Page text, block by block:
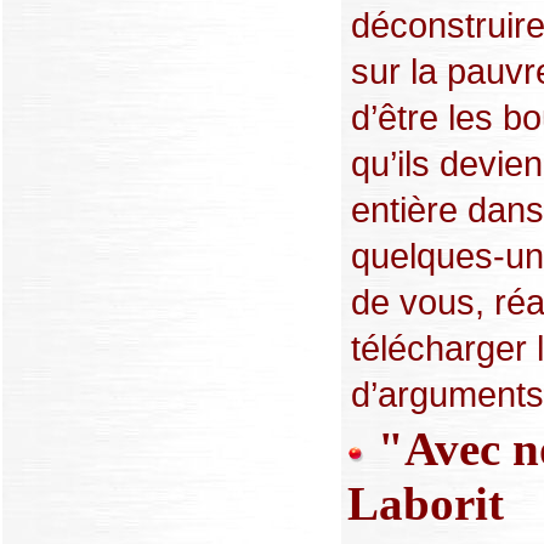
sur la
d’être les
qu’ils
entière
quelques-
de vous,
télécharger
"Avec
Laborit